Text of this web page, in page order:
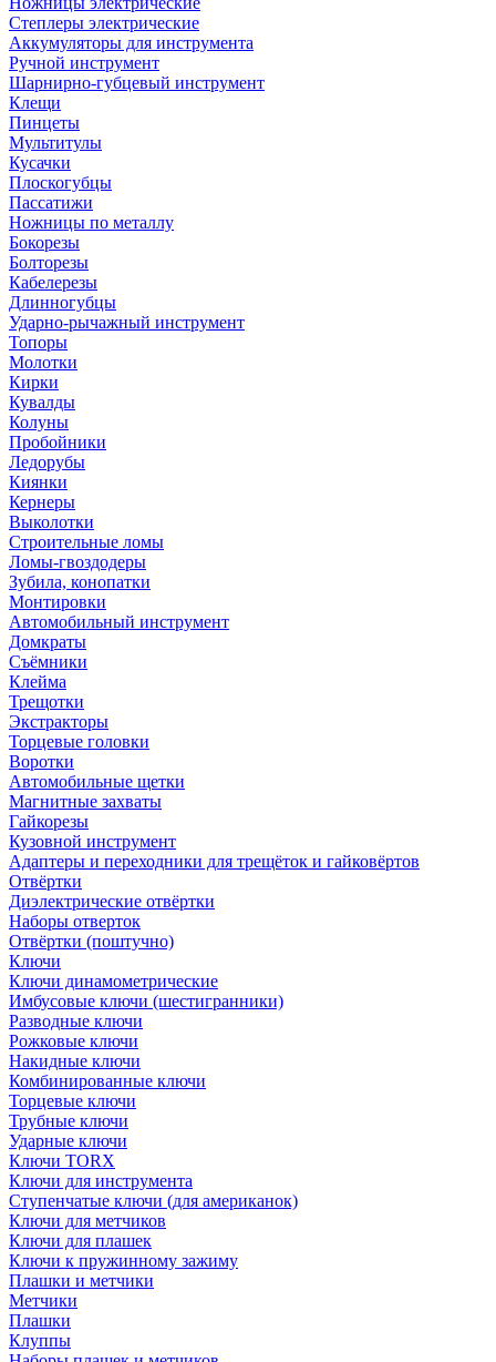
Степлеры электрические
Аккумуляторы для инструмента
Ручной инструмент
Шарнирно-губцевый инструмент
Клещи
Пинцеты
Мультитулы
Кусачки
Плоскогубцы
Пассатижи
Ножницы по металлу
Бокорезы
Болторезы
Кабелерезы
Длинногубцы
Ударно-рычажный инструмент
Топоры
Молотки
Кирки
Кувалды
Колуны
Пробойники
Ледорубы
Киянки
Кернеры
Выколотки
Строительные ломы
Ломы-гвоздодеры
Зубила, конопатки
Монтировки
Автомобильный инструмент
Домкраты
Съёмники
Клейма
Трещотки
Экстракторы
Торцевые головки
Воротки
Автомобильные щетки
Магнитные захваты
Гайкорезы
Кузовной инструмент
Адаптеры и переходники для трещёток и гайковёртов
Отвёртки
Диэлектрические отвёртки
Наборы отверток
Отвёртки (поштучно)
Ключи
Ключи динамометрические
Имбусовые ключи (шестигранники)
Разводные ключи
Рожковые ключи
Накидные ключи
Комбинированные ключи
Торцевые ключи
Трубные ключи
Ударные ключи
Ключи TORX
Ключи для инструмента
Ступенчатые ключи (для американок)
Ключи для метчиков
Ключи для плашек
Ключи к пружинному зажиму
Плашки и метчики
Метчики
Плашки
Клуппы